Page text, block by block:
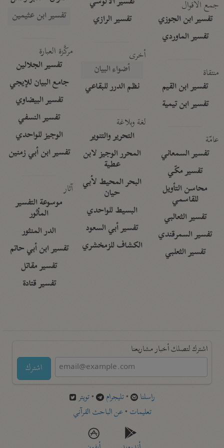
جمع الأقوال
تفسير ابن الجوزي
تفسير الماوردي
منتقاة
تفسير ابن القيم
تفسير ابن تيمية
عامّة
تفسير السمعاني
تفسير مكّي
محاسن التأويل
للقاسمي
تفسير الثعالبي
تفسير السمرقندي
تفسير الثعلبي
تفسير الرازي
أخرى
أضواء البيان
نظم الدرر للبقاعي
لغة وبلاغة
التحرير والتنوير
المحرر الوجيز لابن
عطية
البحر المحيط لأبي
حيان
البسيط للواحدي
تفسير أبي السعود
الكشاف للزمخشري
تفسير ابن عثيمين
مركَّزة العبارة
تفسير الجلالين
جامع البيان للإيجي
تفسير البيضاوي
تفسير النسفي
الوجيز للواحدي
تفسير ابن أبي زمنين
آثار
موسوعة التفسير
المأثور
الدر المنثور
تفسير ابن أبي حاتم
تفسير مقاتل
تفسير قتادة
اشترك لتصلك أخبار مشاريعنا
اشترك
راسلنا •تليجرام •تويتر
تعليمات •عن الباحث القرآني